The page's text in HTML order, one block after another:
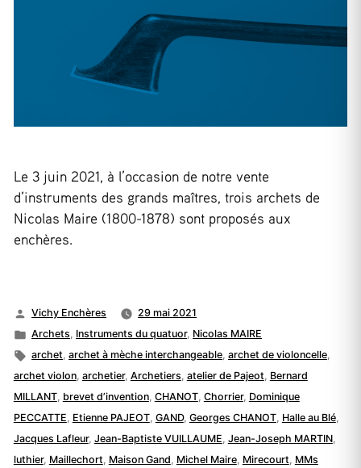
Le 3 juin 2021, à l’occasion de notre vente
d’instruments des grands maîtres, trois archets de
Nicolas Maire (1800-1878) sont proposés aux
enchères.
Publié
par
Vichy Enchères
29 mai 2021
Publié
dans
Archets, Instruments du quatuor, Nicolas MAIRE
Étiquettes :
archet,archet à mèche interchangeable,archet de violoncelle,
archet violon, archetier, Archetiers, atelier de Pajeot, Bernard
MILLANT, brevet d’invention, CHANOT, Chorrier, Dominique
PECCATTE, Etienne PAJEOT, GAND, Georges CHANOT, Halle au Blé,
Jacques Lafleur, Jean-Baptiste VUILLAUME, Jean-Joseph MARTIN,
luthier, Maillechort, Maison Gand, Michel Maire, Mirecourt, MMs